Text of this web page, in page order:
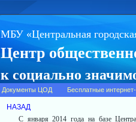
МБУ «Центральная
Центр
к социально
Документы ЦОД Бесплатные
НАЗАД
С января 2014 года на базе